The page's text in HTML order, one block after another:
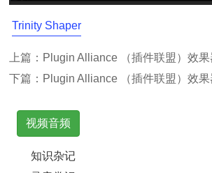
Trinity Shaper
上篇： Plugin Alliance （插件联盟）效果
下篇： Plugin Alliance （插件联盟）效
视频音频
知识杂记